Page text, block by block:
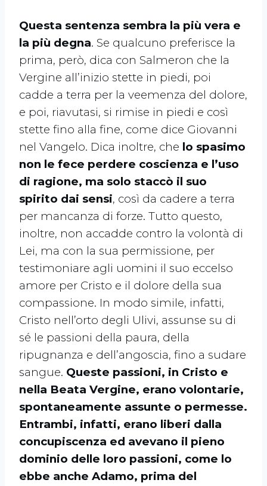
Questa sentenza sembra la più vera e
la più degna. Se qualcuno preferisce la
prima, però, dica con Salmeron che la
Vergine all’inizio stette in piedi, poi
cadde a terra per la veemenza del dolore,
e poi, riavutasi, si rimise in piedi e così
stette fino alla fine, come dice Giovanni
nel Vangelo. Dica inoltre, che lo spasimo
non le fece perdere coscienza e l’uso
di ragione, ma solo staccò il suo
spirito dai sensi, così da cadere a terra
per mancanza di forze. Tutto questo,
inoltre, non accadde contro la volontà di
Lei, ma con la sua permissione, per
testimoniare agli uomini il suo eccelso
amore per Cristo e il dolore della sua
compassione. In modo simile, infatti,
Cristo nell’orto degli Ulivi, assunse su di
sé le passioni della paura, della
ripugnanza e dell’angoscia, fino a sudare
sangue. Queste passioni, in Cristo e
nella Beata Vergine, erano volontarie,
spontaneamente assunte o permesse.
Entrambi, infatti, erano liberi dalla
concupiscenza ed avevano il pieno
dominio delle loro passioni, come lo
ebbe anche Adamo, prima del